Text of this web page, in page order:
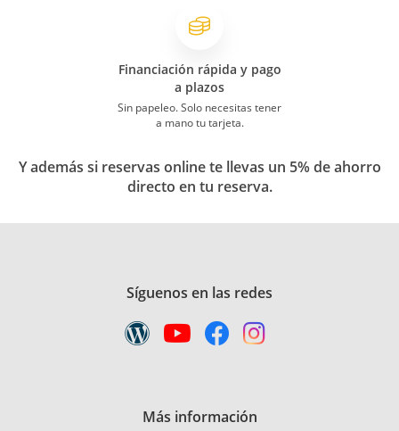
Financiación rápida y pago
a plazos
Sin papeleo. Solo necesitas tener
a mano tu tarjeta.
Y además si reservas online te llevas un 5% de ahorro
directo en tu reserva.
Síguenos en las redes
Más información